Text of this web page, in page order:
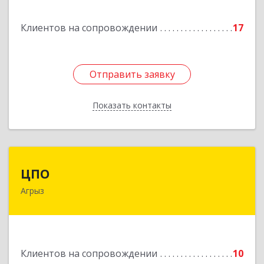
Клиентов на сопровождении 17
Отправить заявку
Показать контакты
Отправить заявку
Назад
ЦПО
Агрыз
Клиентов на сопровождении 10
Подробнее